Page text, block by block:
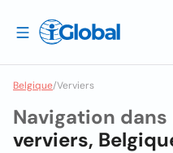
Belgique/Verviers
Navigation
verviers,